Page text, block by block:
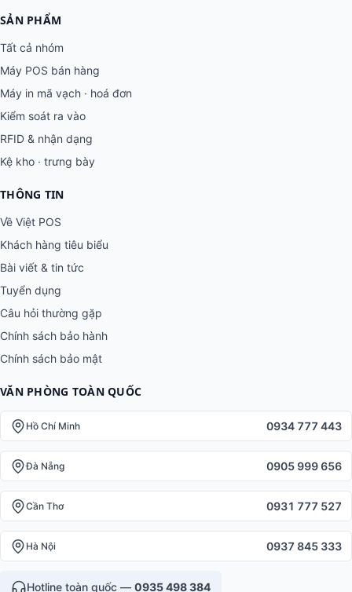
SẢN PHẨM
Tất cả nhóm
Máy POS bán hàng
Máy in mã vạch · hoá đơn
Kiểm soát ra vào
RFID & nhận dạng
Kệ kho · trưng bày
THÔNG TIN
Về Việt POS
Khách hàng tiêu biểu
Bài viết & tin tức
Tuyển dụng
Câu hỏi thường gặp
Chính sách bảo hành
Chính sách bảo mật
VĂN PHÒNG TOÀN QUỐC
Hồ Chí Minh 0934 777 443
Đà Nẵng 0905 999 656
Cần Thơ 0931 777 527
Hà Nội 0937 845 333
Hotline toàn quốc — 0935 498 384